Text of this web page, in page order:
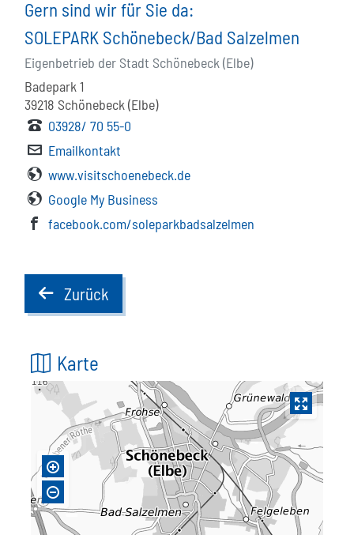
Gern sind wir für Sie da:
SOLEPARK Schönebeck/Bad Salzelmen
Eigenbetrieb der Stadt Schönebeck (Elbe)
Badepark 1
39218 Schönebeck (Elbe)
03928/ 70 55-0
Emailkontakt
www.visitschoenebeck.de
Google My Business
facebook.com/soleparkbadsalzelmen
backZurück
Karte